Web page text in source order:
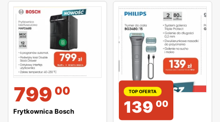
799 00
Frytkownica Bosch
TOP OFERTA
139 00